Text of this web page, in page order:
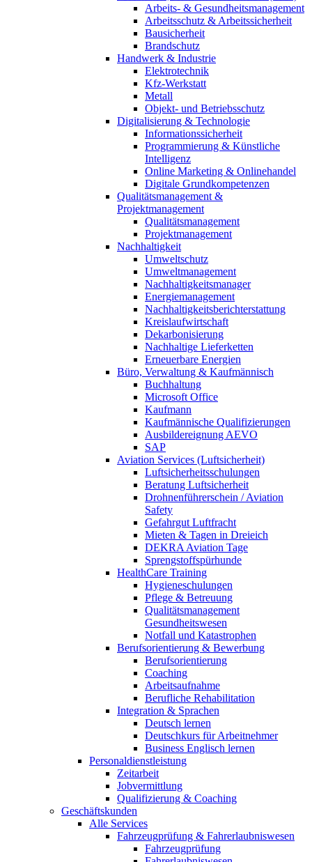
Arbeits- & Gesundheitsmanagement
Arbeitsschutz & Arbeitssicherheit
Bausicherheit
Brandschutz
Handwerk & Industrie
Elektrotechnik
Kfz-Werkstatt
Metall
Objekt- und Betriebsschutz
Digitalisierung & Technologie
Informationssicherheit
Programmierung & Künstliche
Intelligenz
Online Marketing & Onlinehandel
Digitale Grundkompetenzen
Qualitätsmanagement &
Projektmanagement
Qualitätsmanagement
Projektmanagement
Nachhaltigkeit
Umweltschutz
Umweltmanagement
Nachhaltigkeitsmanager
Energiemanagement
Nachhaltigkeitsberichterstattung
Kreislaufwirtschaft
Dekarbonisierung
Nachhaltige Lieferketten
Erneuerbare Energien
Büro, Verwaltung & Kaufmännisch
Buchhaltung
Microsoft Office
Kaufmann
Kaufmännische Qualifizierungen
Ausbildereignung AEVO
SAP
Aviation Services (Luftsicherheit)
Luftsicherheitsschulungen
Beratung Luftsicherheit
Drohnenführerschein / Aviation
Safety
Gefahrgut Luftfracht
Mieten & Tagen in Dreieich
DEKRA Aviation Tage
Sprengstoffspürhunde
HealthCare Training
Hygieneschulungen
Pflege & Betreuung
Qualitätsmanagement
Gesundheitswesen
Notfall und Katastrophen
Berufsorientierung & Bewerbung
Berufsorientierung
Coaching
Arbeitsaufnahme
Berufliche Rehabilitation
Integration & Sprachen
Deutsch lernen
Deutschkurs für Arbeitnehmer
Business Englisch lernen
Personaldienstleistung
Zeitarbeit
Jobvermittlung
Qualifizierung & Coaching
Geschäftskunden
Alle Services
Fahrzeugprüfung & Fahrerlaubniswesen
Fahrzeugprüfung